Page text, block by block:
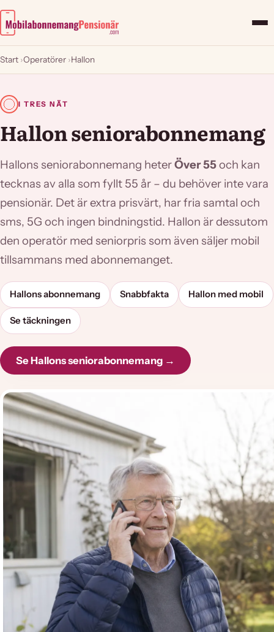
Start ›Operatörer ›Hallon
I TRES NÄT
Hallon seniorabonnemang
Hallons seniorabonnemang heterÖver 55och kan
tecknas av alla som fyllt 55 år – du behöver inte vara
pensionär. Det är extra prisvärt, har fria samtal och
sms, 5G och ingen bindningstid. Hallon är dessutom
den operatör med seniorpris som även säljer mobil
tillsammans med abonnemanget.
Hallons abonnemang Snabbfakta Hallon med mobil
Se täckningen
Se Hallons seniorabonnemang →